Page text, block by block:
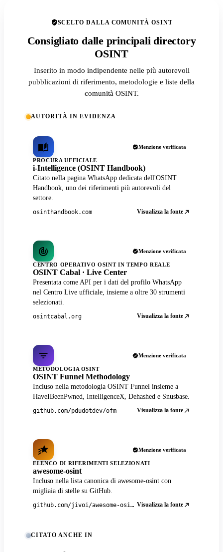
SCELTO DALLA COMUNITÀ OSINT
Consigliato dalle principali directory
OSINT
Inserito in modo indipendente nelle più autorevoli
pubblicazioni di riferimento, metodologie e liste della
comunità OSINT.
AUTORITÀ IN EVIDENZA
Menzione verificata
PROCURA UFFICIALE
i-Intelligence (OSINT Handbook)
Citato nella pagina WhatsApp dedicata dell'OSINT
Handbook, uno dei riferimenti più autorevoli del
settore.
osinthandbook.com Visualizza la fonte
Menzione verificata
CENTRO OPERATIVO OSINT IN TEMPO REALE
OSINT Cabal · Live Center
Presentata come API per i dati del profilo WhatsApp
nel Centro Live ufficiale, insieme a oltre 30 strumenti
selezionati.
osintcabal.org Visualizza la fonte
Menzione verificata
METODOLOGIA OSINT
OSINT Funnel Methodology
Incluso nella metodologia OSINT Funnel insieme a
HaveIBeenPwned, IntelligenceX, Dehashed e Snusbase.
github.com/pdudotdev/ofm Visualizza la fonte
Menzione verificata
ELENCO DI RIFERIMENTI SELEZIONATI
awesome-osint
Incluso nella lista canonica di awesome-osint con
migliaia di stelle su GitHub.
github.com/jivoi/awesome-osint Visualizza la fonte
CITATO ANCHE IN